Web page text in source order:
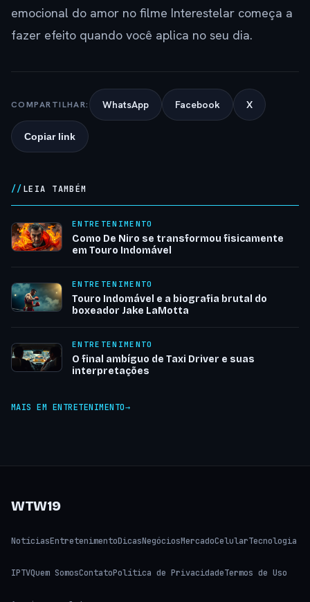
emocional do amor no filme Interestelar começa a
fazer efeito quando você aplica no seu dia.
COMPARTILHAR: WhatsApp Facebook X
Copiar link
LEIA TAMBÉM
ENTRETENIMENTO
Como De Niro se transformou fisicamente
em Touro Indomável
ENTRETENIMENTO
Touro Indomável e a biografia brutal do
boxeador Jake LaMotta
ENTRETENIMENTO
O final ambíguo de Taxi Driver e suas
interpretações
MAIS EM ENTRETENIMENTO
WTW19
NotíciasEntretenimentoDicasNegóciosMercadoCelularTecnologia
IPTVQuem SomosContatoPolítica de PrivacidadeTermos de Uso